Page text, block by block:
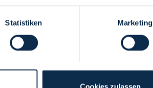
Statistiken Marketing
Cookies zulassen